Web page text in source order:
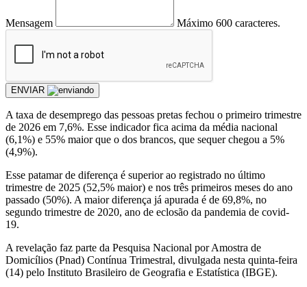
Mensagem Máximo 600 caracteres.
ENVIAR
A taxa de desemprego das pessoas pretas fechou o primeiro trimestre
de 2026 em 7,6%. Esse indicador fica acima da média nacional
(6,1%) e 55% maior que o dos brancos, que sequer chegou a 5%
(4,9%).
Esse patamar de diferença é superior ao registrado no último
trimestre de 2025 (52,5% maior) e nos três primeiros meses do ano
passado (50%). A maior diferença já apurada é de 69,8%, no
segundo trimestre de 2020, ano de eclosão da pandemia de covid-
19.
A revelação faz parte da Pesquisa Nacional por Amostra de
Domicílios (Pnad) Contínua Trimestral, divulgada nesta quinta-feira
(14) pelo Instituto Brasileiro de Geografia e Estatística (IBGE).